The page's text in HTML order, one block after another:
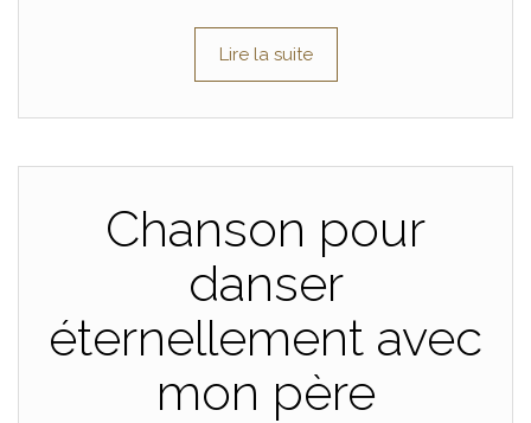
Lire la suite
Chanson pour
danser
éternellement avec
mon père